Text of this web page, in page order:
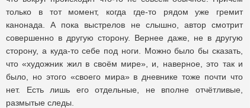
только в тот момент, когда где-то рядом уже гремит
канонада. А пока выстрелов не слышно, автор смотрит
совершенно в другую сторону. Вернее даже, не в другую
сторону, а куда-то себе под ноги. Можно было бы сказать,
что «художник жил в своём мире», и, наверное, это так и
было, но этого «своего мира» в дневнике тоже почти что
нет. Есть лишь его отдельные, не вполне отчётливые,
размытые следы.